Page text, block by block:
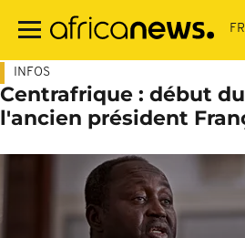
contenu
INFOS
Centrafrique : début
l'ancien président